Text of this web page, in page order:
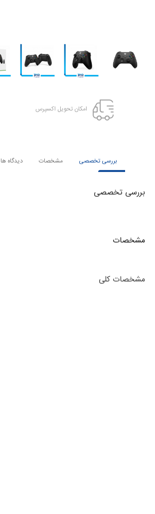
امکان تحویل اکسپرس
بررسی تخصصی مشخصات دیدگاه ها
بررسی تخصصی
مشخصات
مشخصات کلی